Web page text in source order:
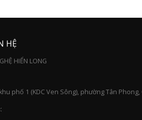
HỆ
HIỂN LONG
phố 1 (KDC Ven Sông), phường Tân Phong,